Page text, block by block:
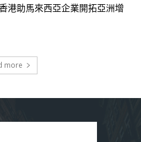
港助馬來西亞企業開拓亞洲增
more